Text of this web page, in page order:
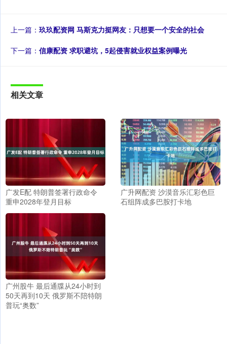
上一篇： 玖玖配资网 马斯克力挺网友：只想要一个安全的社会
下一篇： 信康配资 求职避坑，5起侵害就业权益案例曝光
相关文章
广发E配 特朗普签署行政命令
重申2028年登月目标
广升网配资 沙漠音乐汇彩色巨
石组阵成多巴胺打卡地
广州股牛 最后通牒从24小时到
50天再到10天 俄罗斯不陪特朗
普玩“奥数”